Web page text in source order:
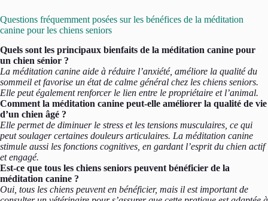
Questions fréquemment posées sur les bénéfices de la méditation
canine pour les chiens seniors
Quels sont les principaux bienfaits de la méditation canine pour
un chien sénior ?
La méditation canine aide à réduire l’anxiété, améliore la qualité du
sommeil et favorise un état de calme général chez les chiens seniors.
Elle peut également renforcer le lien entre le propriétaire et l’animal.
Comment la méditation canine peut-elle améliorer la qualité de vie
d’un chien âgé ?
Elle permet de diminuer le stress et les tensions musculaires, ce qui
peut soulager certaines douleurs articulaires. La méditation canine
stimule aussi les fonctions cognitives, en gardant l’esprit du chien actif
et engagé.
Est-ce que tous les chiens seniors peuvent bénéficier de la
méditation canine ?
Oui, tous les chiens peuvent en bénéficier, mais il est important de